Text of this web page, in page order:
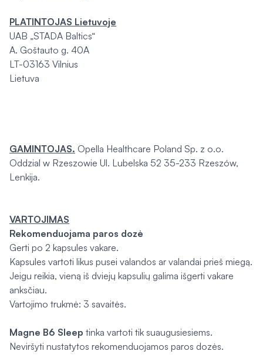
PLATINTOJAS Lietuvoje
UAB „STADA Baltics“
A. Goštauto g. 40A
LT-03163 Vilnius
Lietuva
GAMINTOJAS. Opella Healthcare Poland Sp. z o.o.
Oddzial w Rzeszowie Ul. Lubelska 52 35-233 Rzeszów,
Lenkija.
VARTOJIMAS
Rekomenduojama paros dozė
Gerti po 2 kapsules vakare.
Kapsules vartoti likus pusei valandos ar valandai prieš miegą.
Jeigu reikia, vieną iš dviejų kapsulių galima išgerti vakare
anksčiau.
Vartojimo trukmė: 3 savaitės.
Magne B6 Sleep tinka vartoti tik suaugusiesiems.
Neviršyti nustatytos rekomenduojamos paros dozės.